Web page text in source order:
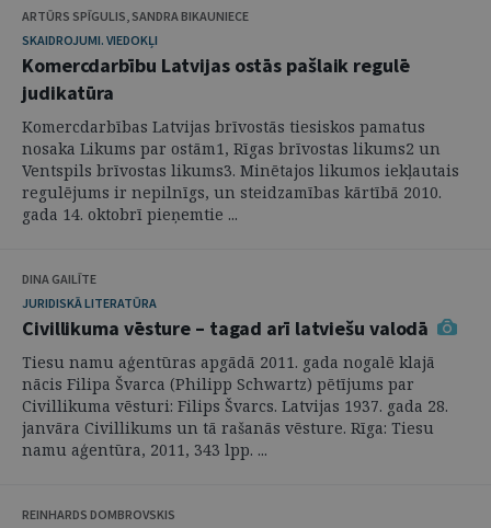
ARTŪRS SPĪGULIS, SANDRA BIKAUNIECE
SKAIDROJUMI. VIEDOKĻI
Komercdarbību Latvijas ostās pašlaik regulē
judikatūra
Komercdarbības Latvijas brīvostās tiesiskos pamatus
nosaka Likums par ostām1, Rīgas brīvostas likums2 un
Ventspils brīvostas likums3. Minētajos likumos iekļautais
regulējums ir nepilnīgs, un steidzamības kārtībā 2010.
gada 14. oktobrī pieņemtie ...
DINA GAILĪTE
JURIDISKĀ LITERATŪRA
Civillikuma vēsture – tagad arī latviešu valodā
Tiesu namu aģentūras apgādā 2011. gada nogalē klajā
nācis Filipa Švarca (Philipp Schwartz) pētījums par
Civillikuma vēsturi: Filips Švarcs. Latvijas 1937. gada 28.
janvāra Civillikums un tā rašanās vēsture. Rīga: Tiesu
namu aģentūra, 2011, 343 lpp. ...
REINHARDS DOMBROVSKIS